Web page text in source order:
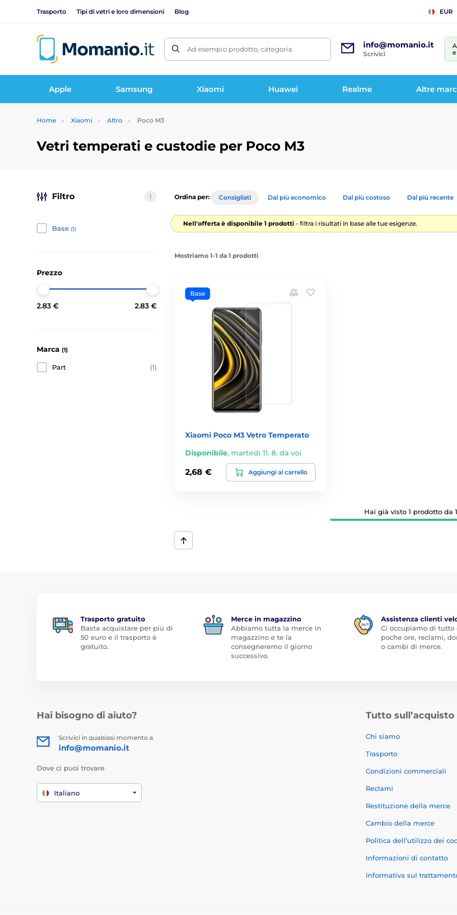
Trasporto Tipi di vetri e loro dimensioni Blog EUR
Ad esempio prodotto, categoria info@momanio.it
Scrivici
Apple Samsung Xiaomi Huawei Realme Altre
Home Xiaomi Altro Poco M3
Vetri temperati e custodie per Poco M3
Filtro 1
Base (1)
Prezzo
2.83 € 2.83 €
Marca (1)
Part (1)
Ordina per: Consigliati Dal più economico Dal più costoso Dal più recente
Nell'offerta è disponibile 1 prodotti - filtra i risultati in base alle tue esigenze.
Mostriamo 1-1 da 1 prodotti
Base
Xiaomi Poco M3 Vetro Temperato
Disponibile, martedì 11. 8. da voi
2,68 € Aggiungi al carrello
Hai già visto 1 prodotto da
Trasporto gratuito
Basta acquistare per più di
50 euro e il trasporto è
gratuito.
Merce in magazzino
Abbiamo tutta la merce in
magazzino e te la
consegneremo il giorno
successivo.
Assistenza clienti
Ci occupiamo di tutto
poche ore, reclami,
o cambi di merce.
Hai bisogno di aiuto?
Scrivici in qualsiasi momento a
info@momanio.it
Dove ci puoi trovare
Italiano
Tutto sull’acquisto
Chi siamo
Trasporto
Condizioni commerciali
Reclami
Restituzione della merce
Cambio della merce
Politica dell’utilizzo dei
Informazioni di contatto
Informativa sul